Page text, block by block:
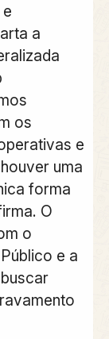
a
os
e
uma
forma
O
o
e a